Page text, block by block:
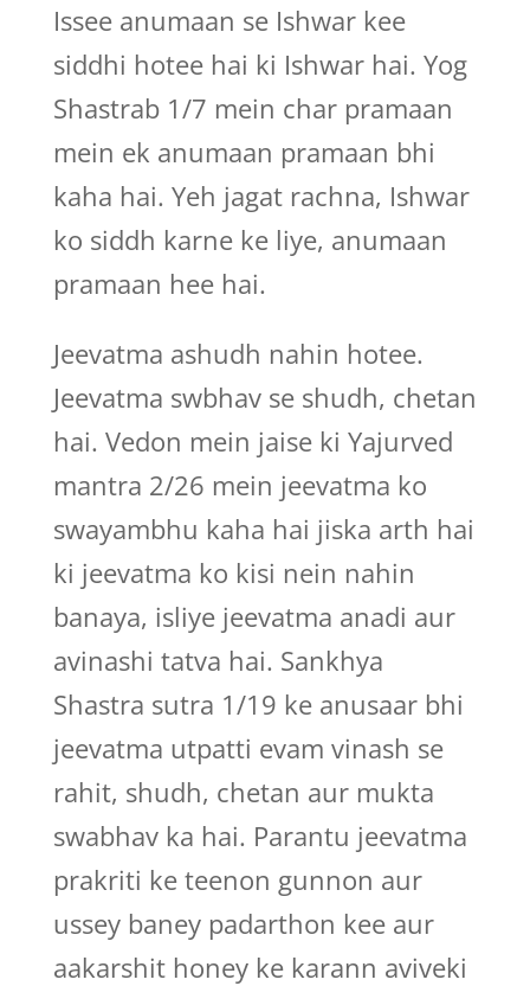
Issee anumaan se Ishwar kee
siddhi hotee hai ki Ishwar hai. Yog
Shastrab 1/7 mein char pramaan
mein ek anumaan pramaan bhi
kaha hai. Yeh jagat rachna, Ishwar
ko siddh karne ke liye, anumaan
pramaan hee hai.
Jeevatma ashudh nahin hotee.
Jeevatma swbhav se shudh, chetan
hai. Vedon mein jaise ki Yajurved
mantra 2/26 mein jeevatma ko
swayambhu kaha hai jiska arth hai
ki jeevatma ko kisi nein nahin
banaya, isliye jeevatma anadi aur
avinashi tatva hai. Sankhya
Shastra sutra 1/19 ke anusaar bhi
jeevatma utpatti evam vinash se
rahit, shudh, chetan aur mukta
swabhav ka hai. Parantu jeevatma
prakriti ke teenon gunnon aur
ussey baney padarthon kee aur
aakarshit honey ke karann aviveki